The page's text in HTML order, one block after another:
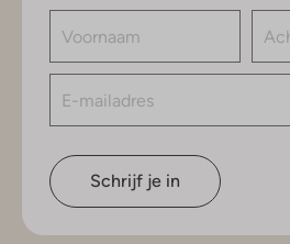
Schrijf je in